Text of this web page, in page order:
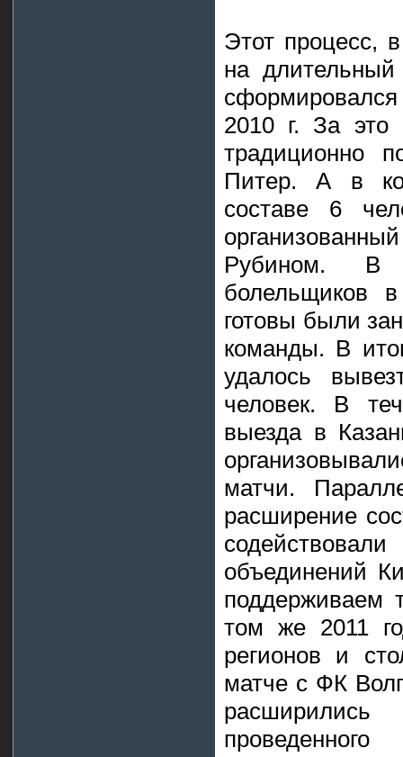
Этот процесс,
на
2010 г. За это
традиционно
Питер. А в
составе 6
Рубином. В
болельщиков
готовы были
команды. В
удалось
человек. В
выезда в
матчи.
расширение
объединений
поддерживаем
том же 2011
регионов и
матче с ФК